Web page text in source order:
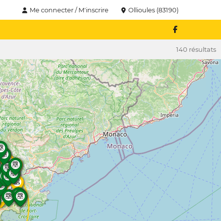
Me connecter / M'inscrire Ollioules (83190)
140 résultats